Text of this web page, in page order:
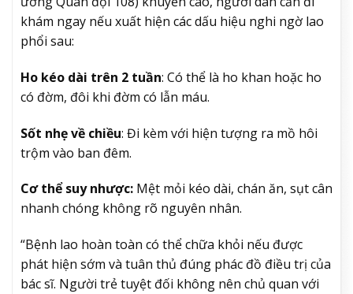
khám ngay nếu xuất hiện các dấu hiệu nghi ngờ lao
phổi sau:
Ho kéo dài trên 2 tuần: Có thể là ho khan hoặc ho
có đờm, đôi khi đờm có lẫn máu.
Sốt nhẹ về chiều: Đi kèm với hiện tượng ra mồ hôi
trộm vào ban đêm.
Cơ thể suy nhược: Mệt mỏi kéo dài, chán ăn, sụt cân
nhanh chóng không rõ nguyên nhân.
“Bệnh lao hoàn toàn có thể chữa khỏi nếu được
phát hiện sớm và tuân thủ đúng phác đồ điều trị của
bác sĩ. Người trẻ tuyệt đối không nên chủ quan với